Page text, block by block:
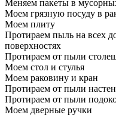
Меняем пакеты в
Моем грязную посуду в
Моем плиту
Протираем пыль на всех
поверхностях
Протираем от пыли
Моем стол и стулья
Моем раковину и кран
Протираем от пыли
Протираем от пыли
Моем дверные ручки